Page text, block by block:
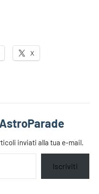
X
inviati alla tua e-mail.
Iscriviti